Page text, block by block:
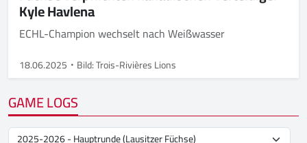
Kyle Havlena
ECHL-Champion wechselt nach Weißwasser
18.06.2025 Bild: Trois-Rivières Lions
GAME LOGS